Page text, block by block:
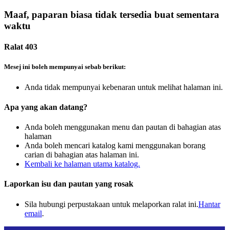
Maaf, paparan biasa tidak tersedia buat sementara
waktu
Ralat 403
Mesej ini boleh mempunyai sebab berikut:
Anda tidak mempunyai kebenaran untuk melihat halaman ini.
Apa yang akan datang?
Anda boleh menggunakan menu dan pautan di bahagian atas
halaman
Anda boleh mencari katalog kami menggunakan borang
carian di bahagian atas halaman ini.
Kembali ke halaman utama katalog.
Laporkan isu dan pautan yang rosak
Sila hubungi perpustakaan untuk melaporkan ralat ini.Hantar
email.